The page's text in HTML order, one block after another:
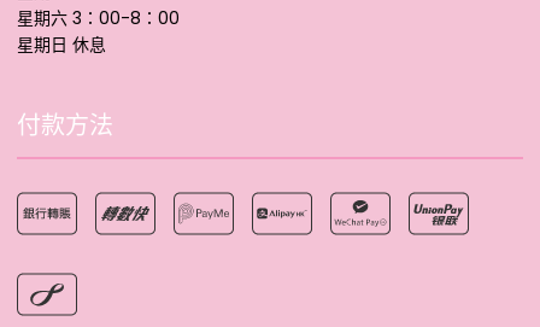
星期六 3：00-8：00
星期日 休息
付款方法